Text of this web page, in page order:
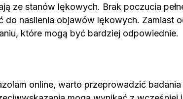
ze stanów lękowych. Brak poczucia
nasilenia objawów lękowych. Zamiast
które mogą być bardziej odpowiednie.
online, warto przeprowadzić